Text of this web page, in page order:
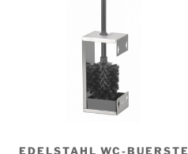
EDELSTAHL WC-BUERSTE